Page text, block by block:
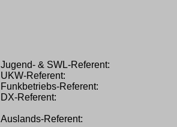
Jugend- & SWL-Referent:
UKW-Referent:
Funkbetriebs-Referent:
DX-Referent:
Auslands-Referent: